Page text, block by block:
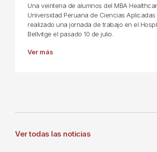
Una veintena de alumnos del MBA
Universidad Peruana de Ciencias Aplicadas
realizado una jornada de trabajo en el
Bellvitge el pasado 10 de julio.
Ver más
Ver todas las noticias